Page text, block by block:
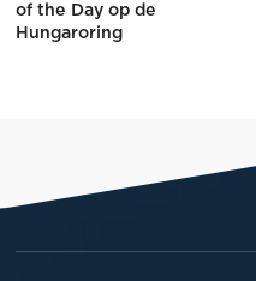
of the Day op de
Hungaroring